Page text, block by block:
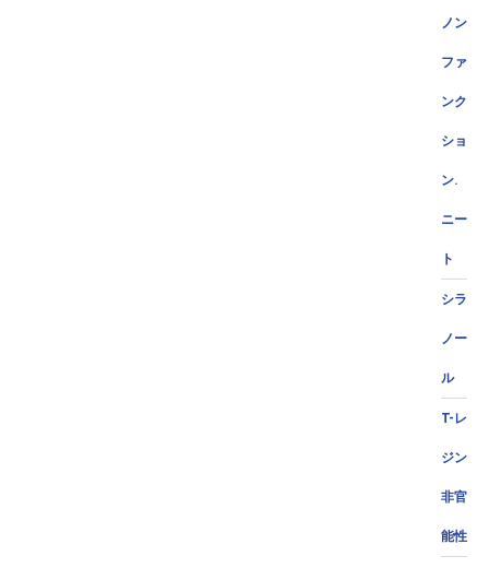
ノン
ファ
ンク
ショ
ン.
ニー
ト
シラ
ノー
ル
T-レ
ジン
非官
能性